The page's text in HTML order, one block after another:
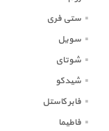
ستی فری
سویل
شوتای
شیدکو
فابر کاستل
فاطیما